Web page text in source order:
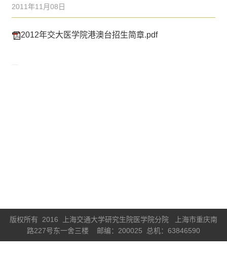
2011年11月08日
2012年交大医学院港澳台招生简章.pdf
版权所有 2016 上海交通大学研究生院医学院分院 上海市重庆南
路227号东一舍三楼 邮编：200025 总机：63846590